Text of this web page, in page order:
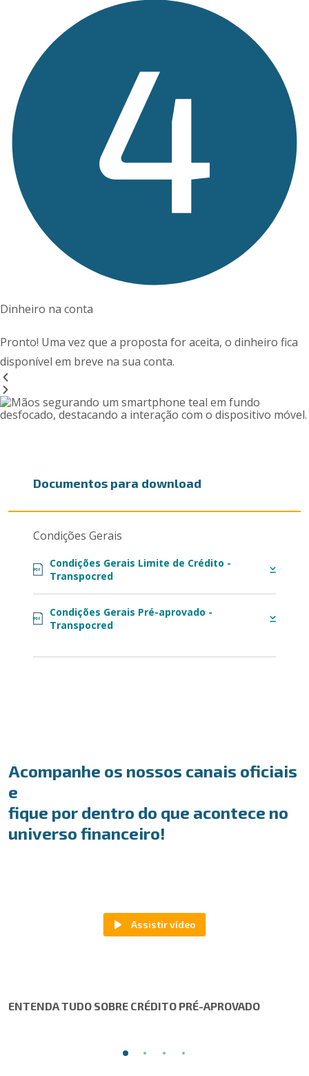
Dinheiro na conta
Pronto! Uma vez que a proposta for aceita, o dinheiro fica
disponível em breve na sua conta.
Documentos para download
Condições Gerais
Condições Gerais Limite de Crédito -
Transpocred
PDF
Condições Gerais Pré-aprovado -
Transpocred
PDF
Acompanhe os nossos canais oficiais
e
fique por dentro do que acontece no
universo financeiro!
ENTENDA TUDO SOBRE CRÉDITO PRÉ-APROVADO